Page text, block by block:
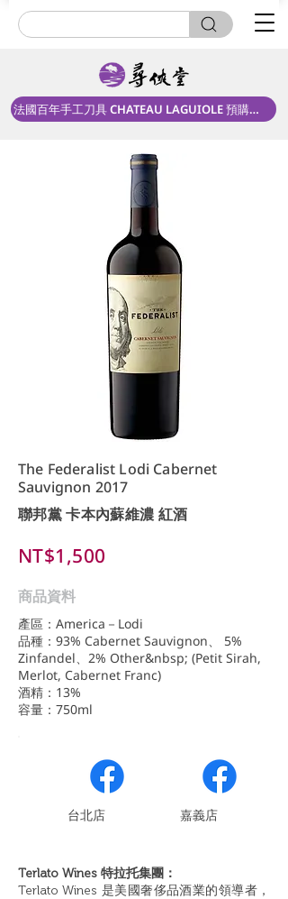
法國百年手工刀具 CHATEAU LAGUIOLE 預購中！
The Federalist Lodi Cabernet
Sauvignon 2017
聯邦黨 卡本內蘇維濃 紅酒
NT$1,500
商品資料
產區：America－Lodi
品種：93% Cabernet Sauvignon、 5%
Zinfandel、2% Other&nbsp; (Petit Sirah,
Merlot, Cabernet Franc)
酒精：13%
容量：750ml
​台北店 嘉義店
Terlato Wines 特拉托集團：
Terlato Wines 是美國奢侈品酒業的領導者，